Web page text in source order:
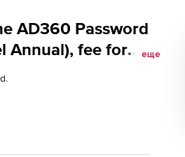
AD360 Password
Annual), fee for
еще